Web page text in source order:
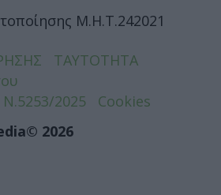
Μ.Η.Τ.242021
ΤΑΥΤΟΤΗΤΑ
2025
Cookies
2026